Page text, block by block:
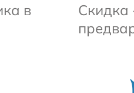
в
Скидка